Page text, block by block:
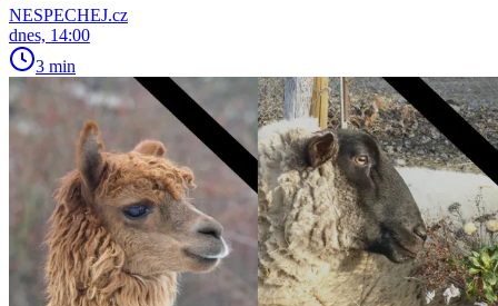
NESPECHEJ.cz
dnes, 14:00
3 min